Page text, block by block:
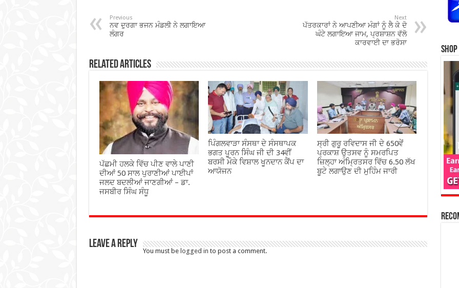
o
o
k
p
Previous
ਨਵ ਦੁਰਗਾ ਭਜਨ ਮੰਡਲੀ ਨੇ ਲਗਾਇਆ
ਲੰਗਰ
Next
ਪੱਤਰਕਾਰਾਂ ਨੇ ਆਪਣੀਆ ਮੰਗਾਂ ਨੂੰ ਲੈ ਕੇ ਦੋ
ਘੰਟੇ ਲਗਾਇਆ ਜਾਮ, ਪ੍ਰਸ਼ਾਸ਼ਨ ਵੱਲੋ
ਕਾਰਵਾਈ ਦਾ ਭਰੋਸਾ
Related Articles
ਪੱਛਮੀ ਹਲਕੇ ਵਿੱਚ ਪੀਣ ਵਾਲੇ ਪਾਣੀ
ਦੀਆਂ 50 ਸਾਲ ਪੁਰਾਣੀਆਂ ਪਾਈਪਾਂ
ਜਲਦ ਬਦਲੀਆਂ ਜਾਣਗੀਆਂ – ਡਾ.
ਜਸਬੀਰ ਸਿੰਘ ਸੰਧੂ
ਪਿੰਗਲਵਾੜਾ ਸੰਸਥਾ ਦੇ ਸੰਸਥਾਪਕ
ਭਗਤ ਪੂਰਨ ਸਿੰਘ ਜੀ ਦੀ 34ਵੀਂ
ਬਰਸੀ ਮੌਕੇ ਵਿਸ਼ਾਲ ਖੂਨਦਾਨ ਕੈਂਪ ਦਾ
ਆਯੋਜਨ
ਸ੍ਰੀ ਗੁਰੂ ਰਵਿਦਾਸ ਜੀ ਦੇ 650ਵੇਂ
ਪ੍ਰਕਾਸ਼ ਉਤਸਵ ਨੂੰ ਸਮਰਪਿਤ
ਜ਼ਿਲ੍ਹਾ ਅੰਮ੍ਰਿਤਸਰ ਵਿੱਚ 6.50 ਲੱਖ
ਬੂਟੇ ਲਗਾਉਣ ਦੀ ਮੁਹਿੰਮ ਜਾਰੀ
Leave a Reply
You must be logged in to post a comment.